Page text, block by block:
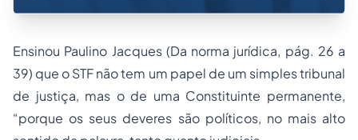
Ensinou Paulino Jacques (Da norma jurídica, pág. 26 a
39) que o STF não tem um papel de um simples tribunal
de justiça, mas o de uma Constituinte permanente,
“porque os seus deveres são políticos, no mais alto